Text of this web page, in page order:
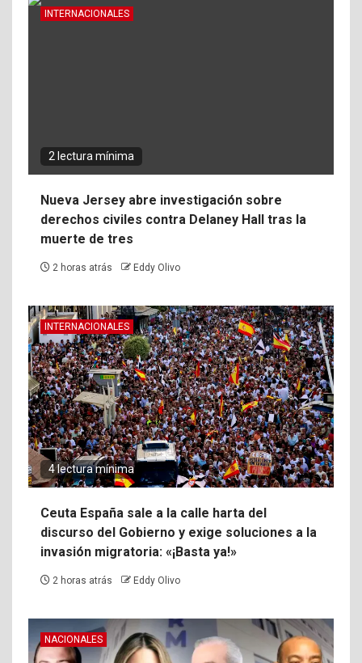
INTERNACIONALES
2 lectura mínima
Nueva Jersey abre investigación sobre
derechos civiles contra Delaney Hall tras la
muerte de tres
2 horas atrás Eddy Olivo
INTERNACIONALES
4 lectura mínima
Ceuta España sale a la calle harta del
discurso del Gobierno y exige soluciones a la
invasión migratoria: «¡Basta ya!»
2 horas atrás Eddy Olivo
NACIONALES